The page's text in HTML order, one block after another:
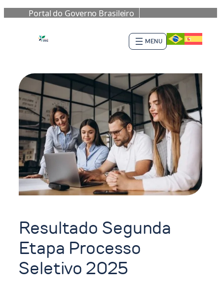
Portal do Governo Brasileiro
to
content
Resultado Segunda
Etapa Processo
Seletivo 2025